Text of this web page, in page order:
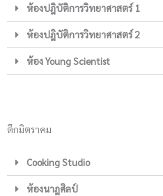
ห้องปฎิบัติการวิทยาศาสตร์ 1
ห้องปฎิบัติการวิทยาศาสตร์ 2
ห้อง Young Scientist
ตึกมิตราคม
Cooking Studio
ห้องนาฎศิลป์